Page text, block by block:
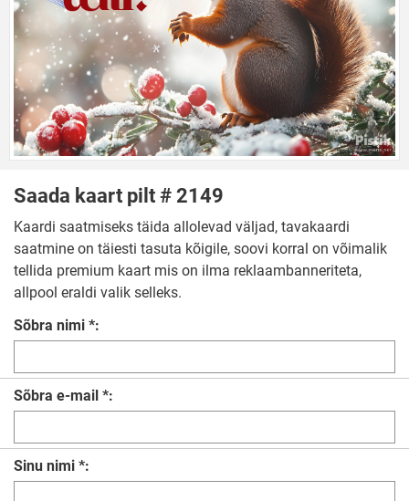
Saada kaart pilt # 2149
Kaardi saatmiseks täida allolevad väljad, tavakaardi
saatmine on täiesti tasuta kõigile, soovi korral on võimalik
tellida premium kaart mis on ilma reklaambanneriteta,
allpool eraldi valik selleks.
Sõbra nimi *:
Sõbra e-mail *:
Sinu nimi *: